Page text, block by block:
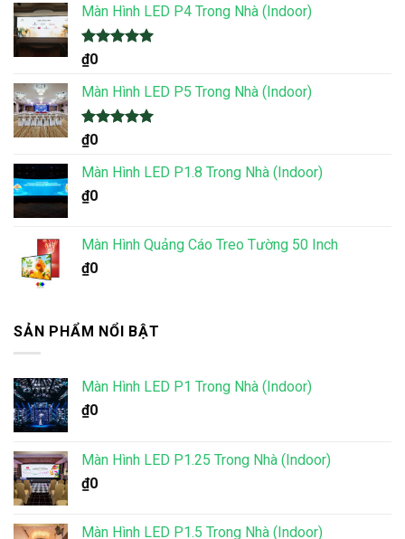
Màn Hình LED P4 Trong Nhà (Indoor)
Được xếp
hạng
5 sao
₫0
Màn Hình LED P5 Trong Nhà (Indoor)
Được xếp
hạng
5 sao
₫0
Màn Hình LED P1.8 Trong Nhà (Indoor)
₫0
Màn Hình Quảng Cáo Treo Tường 50 Inch
₫0
SẢN PHẨM NỔI BẬT
Màn Hình LED P1 Trong Nhà (Indoor)
₫0
Màn Hình LED P1.25 Trong Nhà (Indoor)
₫0
Màn Hình LED P1.5 Trong Nhà (Indoor)